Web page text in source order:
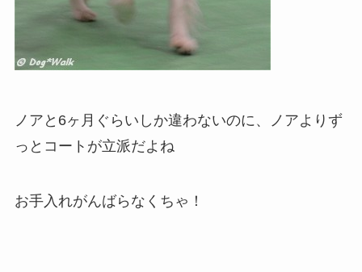
ノアと6ヶ月ぐらいしか違わないのに、ノアよりず
っとコートが立派だよね
お手入れがんばらなくちゃ！